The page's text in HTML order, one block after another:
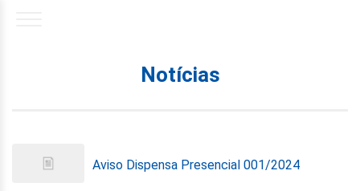
Notícias
Aviso Dispensa Presencial 001/2024